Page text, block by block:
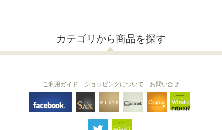
カテゴリから商品を探す
ご利用ガイド ショッピングについて お問い合せ